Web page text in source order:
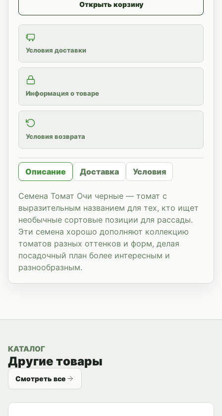
Открыть корзину
Условия доставки
Информация о товаре
Условия возврата
Описание Доставка Условия
Семена Томат Очи черные — томат с
выразительным названием для тех, кто ищет
необычные сортовые позиции для рассады.
Эти семена хорошо дополняют коллекцию
томатов разных оттенков и форм, делая
посадочный план более интересным и
разнообразным.
КАТАЛОГ
Другие товары
Смотреть все